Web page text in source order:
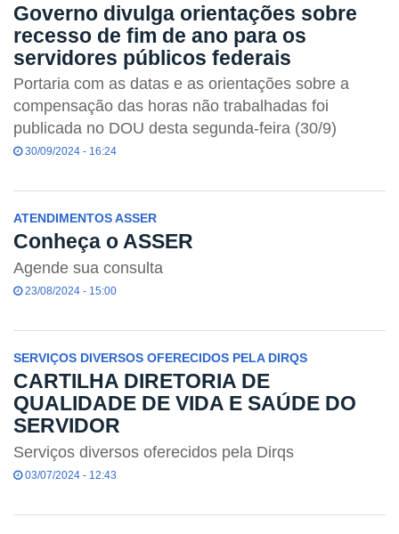
Governo divulga orientações sobre
recesso de fim de ano para os
servidores públicos federais
Portaria com as datas e as orientações sobre a
compensação das horas não trabalhadas foi
publicada no DOU desta segunda-feira (30/9)
30/09/2024 - 16:24
ATENDIMENTOS ASSER
Conheça o ASSER
Agende sua consulta
23/08/2024 - 15:00
SERVIÇOS DIVERSOS OFERECIDOS PELA DIRQS
CARTILHA DIRETORIA DE
QUALIDADE DE VIDA E SAÚDE DO
SERVIDOR
Serviços diversos oferecidos pela Dirqs
03/07/2024 - 12:43